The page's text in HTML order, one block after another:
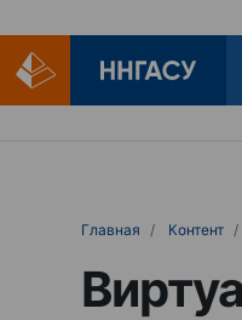
Главная Контент